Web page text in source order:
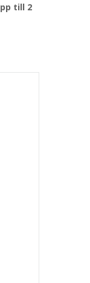
till 2